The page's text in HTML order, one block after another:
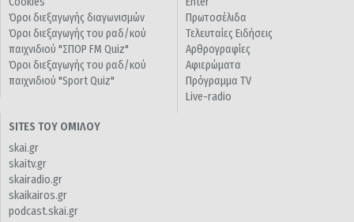
Όροι διεξαγωγής διαγωνισμών
Όροι διεξαγωγής του ραδ/κού
παιχνιδιού "ΣΠΟΡ FM Quiz"
Όροι διεξαγωγής του ραδ/κού
παιχνιδιού "Sport Quiz"
Πρωτοσέλιδα
Τελευταίες Ειδήσεις
Αρθρογραφίες
Αφιερώματα
Πρόγραμμα TV
Live-radio
SITES ΤΟΥ ΟΜΙΛΟΥ
skai.gr
skaitv.gr
skairadio.gr
skaikairos.gr
podcast.skai.gr